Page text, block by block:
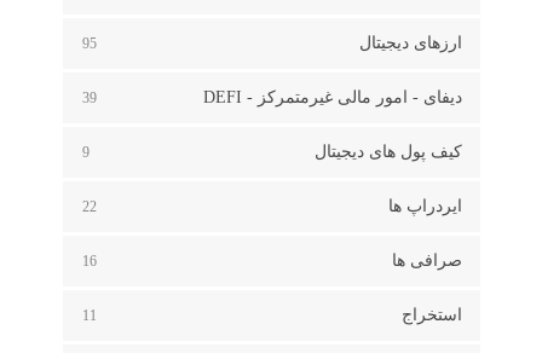
ارزهای دیجیتال 95
دیفای - امور مالی غیرمتمرکز - DEFI 39
کیف پول های دیجیتال 9
ایردراپ ها 22
صرافی ها 16
استخراج 11